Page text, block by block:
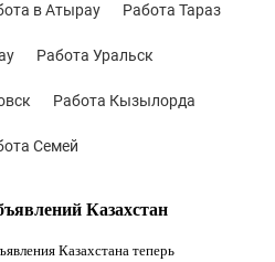
Казахстан
Казахстана теперь
в Атырау Работа Тараз
Работа Уральск
Работа Кызылорда
Семей